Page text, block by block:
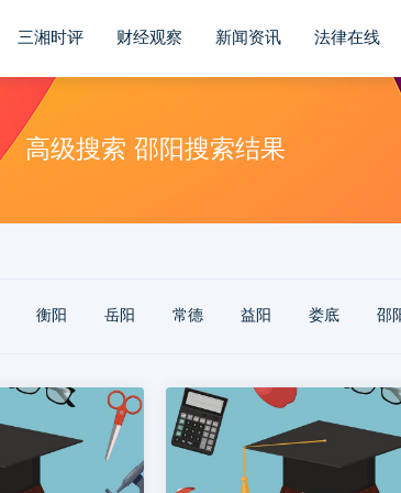
三湘时评 财经观察 新闻资讯 法律在线
高级搜索 邵阳搜索结果
‌衡阳 ‌岳阳 ‌常德 ‌益阳 ‌娄底 邵